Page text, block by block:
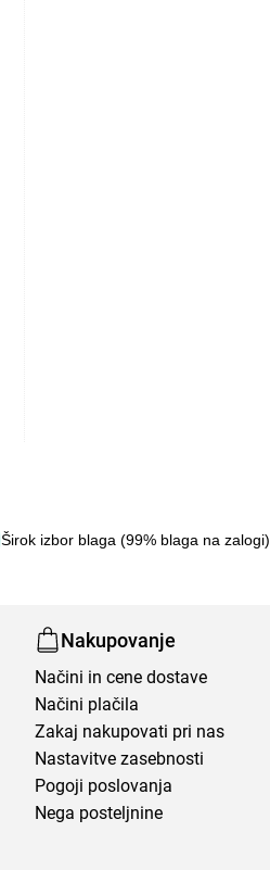
Širok izbor blaga (99% blaga na zalogi)
Nakupovanje
Načini in cene dostave
Načini plačila
Zakaj nakupovati pri nas
Nastavitve zasebnosti
Pogoji poslovanja
Nega posteljnine